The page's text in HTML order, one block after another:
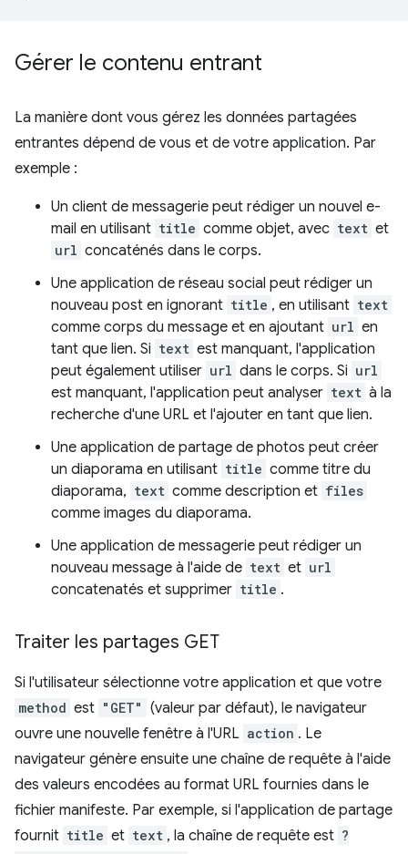
Gérer le contenu entrant
La manière dont vous gérez les données partagées
entrantes dépend de vous et de votre application. Par
exemple :
Un client de messagerie peut rédiger un nouvel e-
mail en utilisant title comme objet, avec text et
url concaténés dans le corps.
Une application de réseau social peut rédiger un
nouveau post en ignorant title , en utilisant text
comme corps du message et en ajoutant url en
tant que lien. Si text est manquant, l'application
peut également utiliser url dans le corps. Si url
est manquant, l'application peut analyser text à la
recherche d'une URL et l'ajouter en tant que lien.
Une application de partage de photos peut créer
un diaporama en utilisant title comme titre du
diaporama, text comme description et files
comme images du diaporama.
Une application de messagerie peut rédiger un
nouveau message à l'aide de text et url
concatenatés et supprimer title .
Traiter les partages GET
Si l'utilisateur sélectionne votre application et que votre
method est "GET" (valeur par défaut), le navigateur
ouvre une nouvelle fenêtre à l'URL action . Le
navigateur génère ensuite une chaîne de requête à l'aide
des valeurs encodées au format URL fournies dans le
fichier manifeste. Par exemple, si l'application de partage
fournit title et text , la chaîne de requête est ?